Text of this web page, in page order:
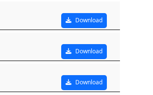
Download
Download
Download